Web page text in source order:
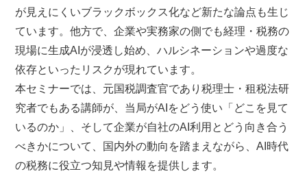
が見えにくいブラックボックス化など新たな論点も生じ
ています。他方で、企業や実務家の側でも経理・税務の
現場に生成AIが浸透し始め、ハルシネーションや過度な
依存といったリスクが現れています。
本セミナーでは、元国税調査官であり税理士・租税法研
究者でもある講師が、当局がAIをどう使い「どこを見て
いるのか」、そして企業が自社のAI利用とどう向き合う
べきかについて、国内外の動向を踏まえながら、AI時代
の税務に役立つ知見や情報を提供します。